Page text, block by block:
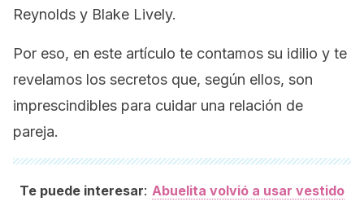
Reynolds y Blake Lively.
Por eso, en este artículo te contamos su idilio y te
revelamos los secretos que, según ellos, son
imprescindibles para cuidar una relación de
pareja.
Te puede interesar: Abuelita volvió a usar vestido